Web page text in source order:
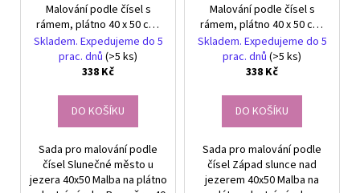
Malování podle čísel s
rámem, plátno 40 x 50 cm,
Slunečné městečko u
jezera
Skladem. Expedujeme do 5
prac. dnů (>5 ks)
338 Kč
DO KOŠÍKU
Sada pro malování podle
čísel Slunečné město u
jezera 40x50 Malba na plátno
Malování podle čísel s
rámem, plátno 40 x 50 cm,
Západ slunce nad jezerem
Skladem. Expedujeme do 5
prac. dnů (>5 ks)
338 Kč
DO KOŠÍKU
Sada pro malování podle
čísel Západ slunce nad
jezerem 40x50 Malba na